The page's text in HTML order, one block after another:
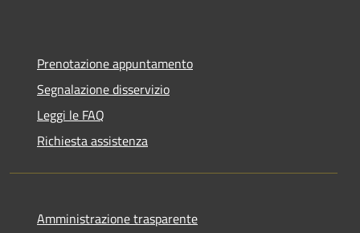
Prenotazione appuntamento
Segnalazione disservizio
Leggi le FAQ
Richiesta assistenza
Amministrazione trasparente